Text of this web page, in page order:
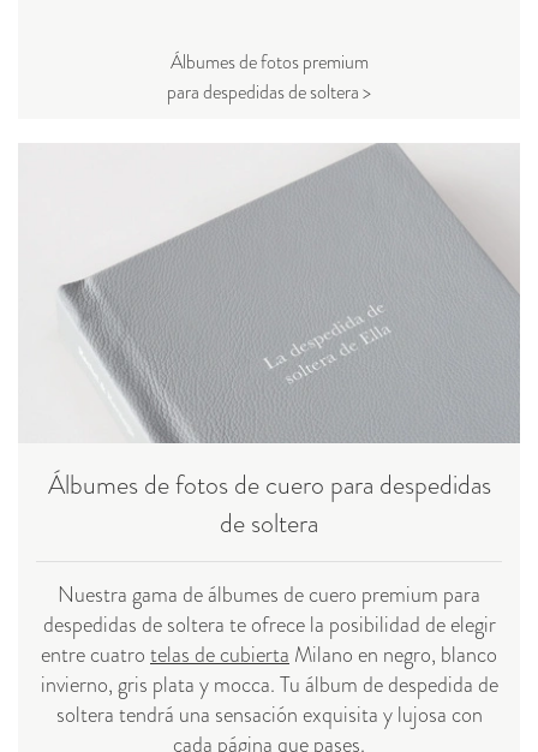
Álbumes de fotos premium
para despedidas de soltera >
Álbumes de fotos de cuero para despedidas
de soltera
Nuestra gama de álbumes de cuero premium para
despedidas de soltera te ofrece la posibilidad de elegir
entre cuatrotelas de cubierta Milano en negro, blanco
invierno, gris plata y mocca. Tu álbum de despedida de
soltera tendrá una sensación exquisita y lujosa con
cada página que pases.